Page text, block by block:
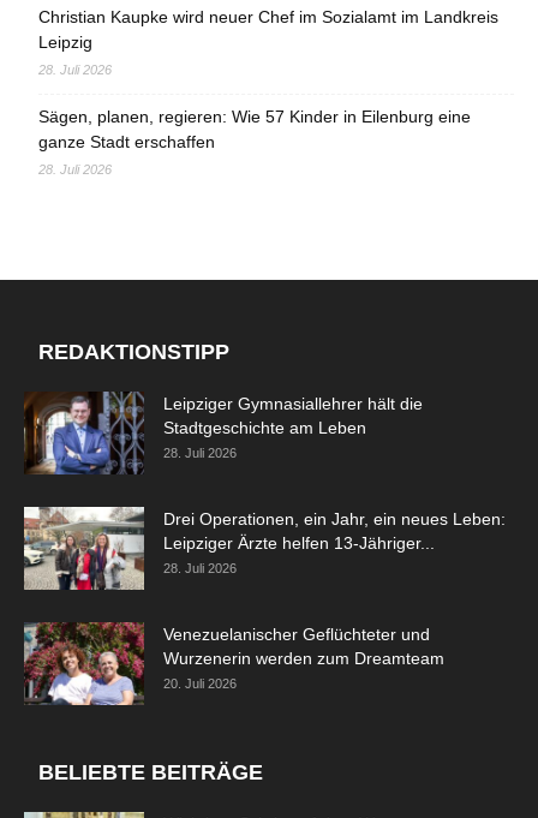
Christian Kaupke wird neuer Chef im Sozialamt im Landkreis
Leipzig
28. Juli 2026
Sägen, planen, regieren: Wie 57 Kinder in Eilenburg eine
ganze Stadt erschaffen
28. Juli 2026
REDAKTIONSTIPP
Leipziger Gymnasiallehrer hält die
Stadtgeschichte am Leben
28. Juli 2026
Drei Operationen, ein Jahr, ein neues Leben:
Leipziger Ärzte helfen 13-Jähriger...
28. Juli 2026
Venezuelanischer Geflüchteter und
Wurzenerin werden zum Dreamteam
20. Juli 2026
BELIEBTE BEITRÄGE